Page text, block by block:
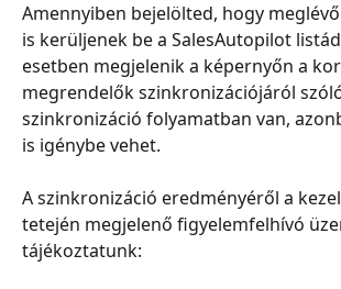
Amennyiben bejelölted, hogy
is kerüljenek be a SalesAutopilot
esetben megjelenik a képernyőn a
megrendelők szinkronizációjáról
szinkronizáció folyamatban van,
is igénybe vehet.
A szinkronizáció eredményéről a
tetején megjelenő figyelemfelhívó
tájékoztatunk: